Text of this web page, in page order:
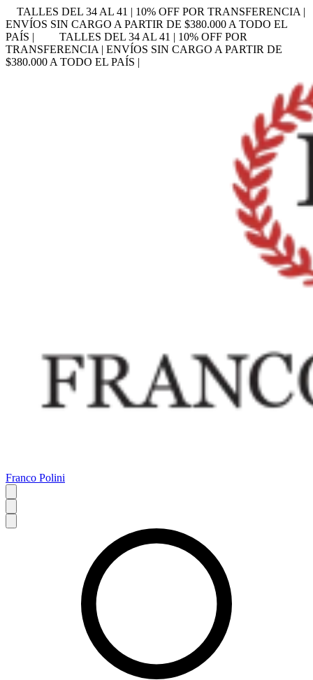
TALLES DEL 34 AL 41 | 10% OFF POR TRANSFERENCIA |
ENVÍOS SIN CARGO A PARTIR DE $380.000 A TODO EL
PAÍS |
TALLES DEL 34 AL 41 | 10% OFF POR
TRANSFERENCIA | ENVÍOS SIN CARGO A PARTIR DE
$380.000 A TODO EL PAÍS |
Franco Polini